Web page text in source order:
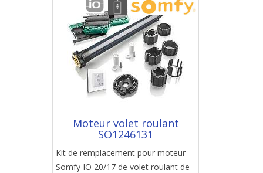
Moteur volet roulant
SO1246131
Kit de remplacement pour moteur
Somfy IO 20/17 de volet roulant de